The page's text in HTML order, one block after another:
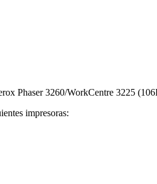
Phaser 3260/WorkCentre 3225
impresoras: